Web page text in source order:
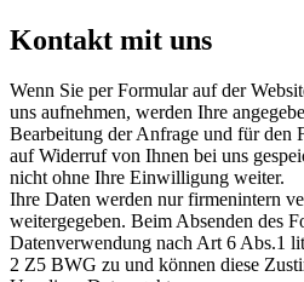
Kontakt mit uns
Wenn Sie per Formular auf der
uns aufnehmen, werden Ihre
Bearbeitung der Anfrage und für den
auf Widerruf von Ihnen bei uns
nicht ohne Ihre Einwilligung weiter.
Ihre Daten werden nur firmenintern
weitergegeben. Beim Absenden des
Datenverwendung nach Art 6 Abs.1
2 Z5 BWG zu und können diese